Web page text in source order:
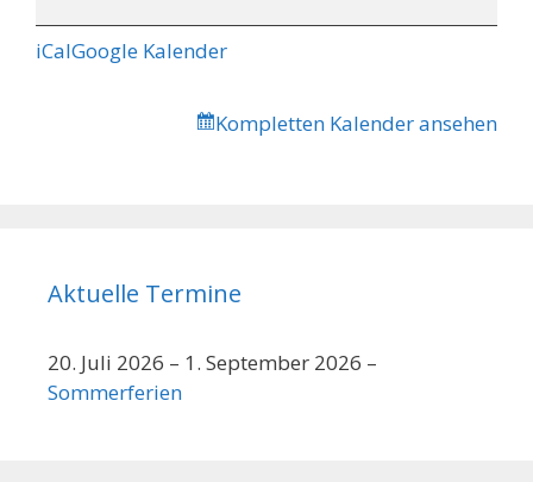
iCalGoogle Kalender
Kompletten Kalender ansehen
Aktuelle Termine
20. Juli 2026 – 1. September 2026 –
Sommerferien